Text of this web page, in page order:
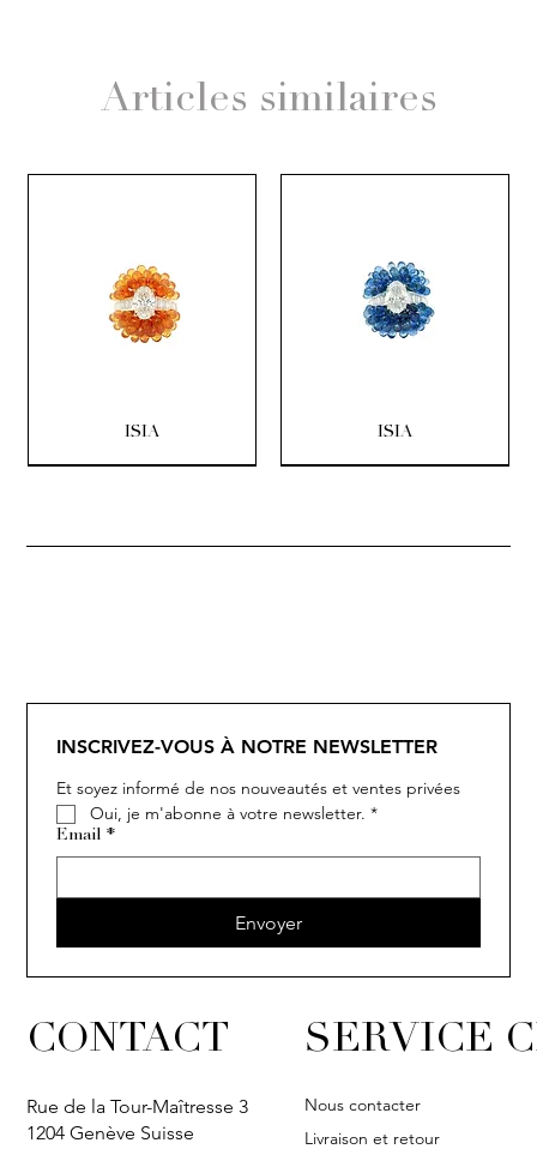
Articles similaires
ISIA ISIA
INSCRIVEZ-VOUS À NOTRE NEWSLETTER
Et soyez informé de nos nouveautés et ventes privées
Oui, je m'abonne à votre newsletter. *
Email *
Envoyer
CONTACT
Rue de la Tour-Maîtresse 3
1204 Genève Suisse
SERVICE
Nous contacter
Livraison et retour